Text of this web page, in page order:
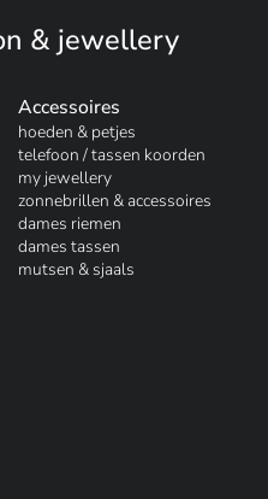
& jewellery
Accessoires
hoeden & petjes
telefoon / tassen koorden
my jewellery
zonnebrillen & accessoires
dames riemen
dames tassen
mutsen & sjaals